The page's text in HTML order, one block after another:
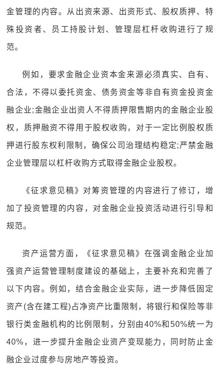
金管理的内容。从出资来源、出资形式、股权质押、特
殊投资者、员工持股计划、管理层杠杆收购进行了规
范。
例如，要求金融企业资本金来源必须真实、自有、
合法，不得以委托资金、债务资金等非自有资金投资金
融企业;金融企业出资人不得质押限售期内的金融企业股
权，质押融资不得用于股权收购，对于一定比例股权质
押进行股东权利限制，确保公司治理结构稳定;严禁金融
企业管理层以杠杆收购方式取得金融企业股权。
《征求意见稿》对筹资管理的内容进行了修订，增
加了投资管理的内容，对金融企业投资活动进行引导和
规范。
资产运营方面，《征求意见稿》在强调金融企业加
强资产运营管理制度建设的基础上，主要补充和完善了
以下内容。例如，结合金融企业实际，进一步降低固定
资产(含在建工程)占净资产比重限制，将银行和保险等非
银行类金融机构的比例限制，分别由40%和50%统一为
40%，进一步提升金融企业资产变现能力，同时防止金
融企业过度参与房地产等投资。